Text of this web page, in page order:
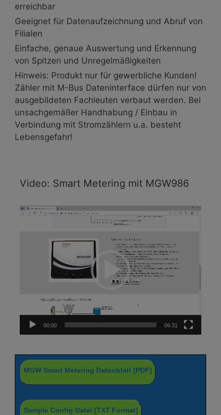
erreichbar
Geeignet für Datenaufzeichnung und Abruf von
Filialen
Einfache, genaue Auswertung und Erkennung
von Spitzen und Unregelmäßigkeiten
Hinweis: Produkt nur für gewerbliche Kunden!
Zähler mit M-Bus Dateninterface dürfen nur von
ausgebildeten Fachleuten verbaut werden. Bei
unsachgemäßer Handhabung / Einbau in
Verbindung mit Stromzählern u.a. besteht
Lebensgefahr!
Video: Smart Metering mit MGW986
Video-
00:00 06:31
MGW Smart Metering Datenblatt [PDF]
Sample Config Datei [TXT Format]